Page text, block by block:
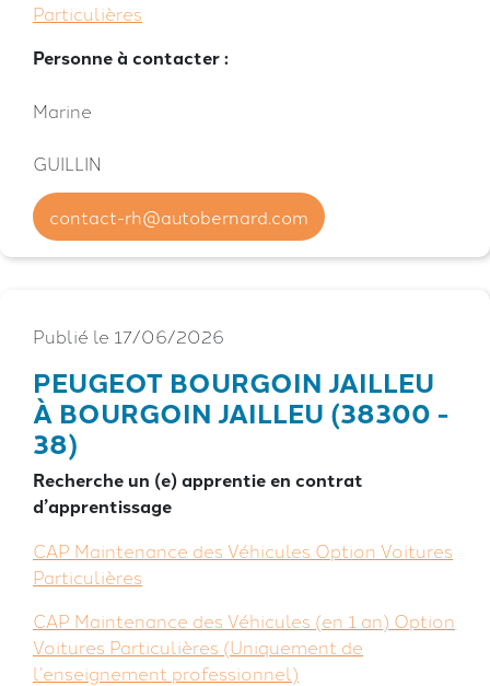
Particulières
Personne à contacter :
Marine
GUILLIN
contact-rh@autobernard.com
Publié le 17/06/2026
PEUGEOT BOURGOIN JAILLEU
À BOURGOIN JAILLEU (38300 -
38)
Recherche un (e) apprentie en contrat
d’apprentissage
CAP Maintenance des Véhicules Option Voitures
Particulières
CAP Maintenance des Véhicules (en 1 an) Option
Voitures Particulières (Uniquement de
l’enseignement professionnel)